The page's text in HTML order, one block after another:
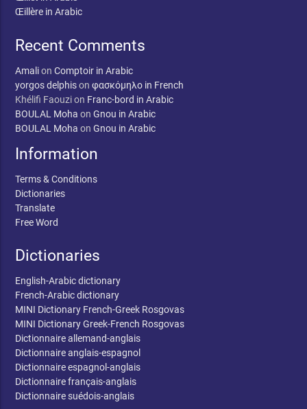
Œillère in Arabic
Recent Comments
AmalionComptoir in Arabic
yorgos delphisonφασκόμηλο in French
Khélifi Faouzion Franc-bord in Arabic
BOULAL Moha onGnou in Arabic
BOULAL Moha onGnou in Arabic
Information
Terms & Conditions
Dictionaries
Translate
Free Word
Dictionaries
English-Arabic dictionary
French-Arabic dictionary
MINI Dictionary French-Greek Rosgovas
MINI Dictionary Greek-French Rosgovas
Dictionnaire allemand-anglais
Dictionnaire anglais-espagnol
Dictionnaire espagnol-anglais
Dictionnaire français-anglais
Dictionnaire suédois-anglais